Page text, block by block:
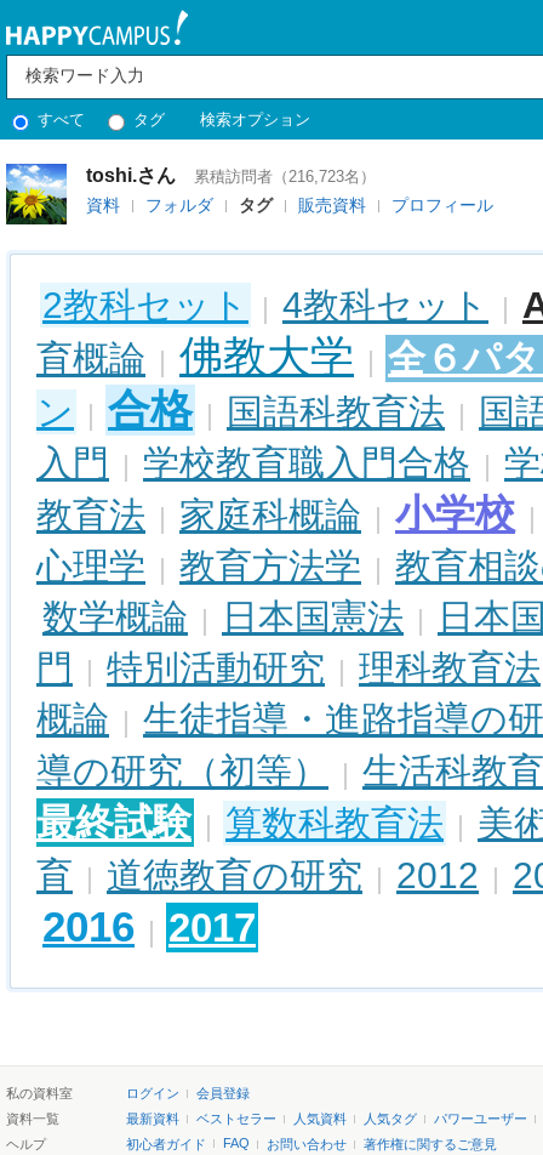
すべて タグ 検索オプション
toshi.さん 累積訪問者（216,723名）
資料 フォルダ タグ 販売資料 プロフィール
2教科セット | 4教科セット |
育概論 | 佛教大学 | 全６パ
ン | 合格 | 国語科教育法 |
国
入門
| 学校教育職入門合格 |
教育法 | 家庭科概論 | 小学校 |
心理学 | 教育方法学 | 教育相
数学概論 | 日本国憲法 |
日本
門
| 特別活動研究 | 理科教育法
概論 | 生徒指導・進路指導の
導の研究（初等）
| 生活科教
最終試験 | 算数科教育法 | 美
育 | 道徳教育の研究 | 2012 |
2016 | 2017
私の資料室 ログイン
会員登録
資料一覧
最新資料 ベストセラー 人気資料 人気タグ
パワーユーザー
ヘルプ
初心者ガイド FAQ お問い合わせ 著作権に関するご意見